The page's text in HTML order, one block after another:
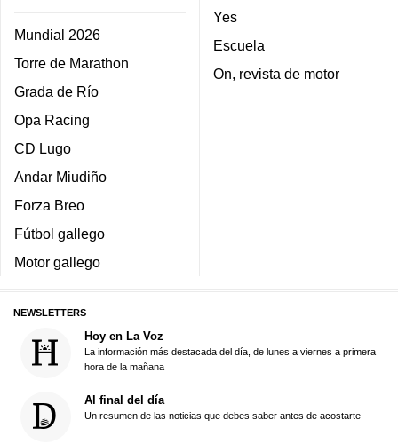
Mundial 2026
Torre de Marathon
Grada de Río
Opa Racing
CD Lugo
Andar Miudiño
Forza Breo
Fútbol gallego
Motor gallego
Yes
Escuela
On, revista de motor
NEWSLETTERS
Hoy en La Voz
La información más destacada del día, de lunes a viernes a primera
hora de la mañana
Al final del día
Un resumen de las noticias que debes saber antes de acostarte